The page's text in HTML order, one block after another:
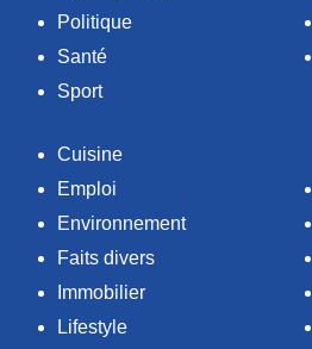
Politique
Santé
Sport
Cuisine
Emploi
Environnement
Faits divers
Immobilier
Lifestyle